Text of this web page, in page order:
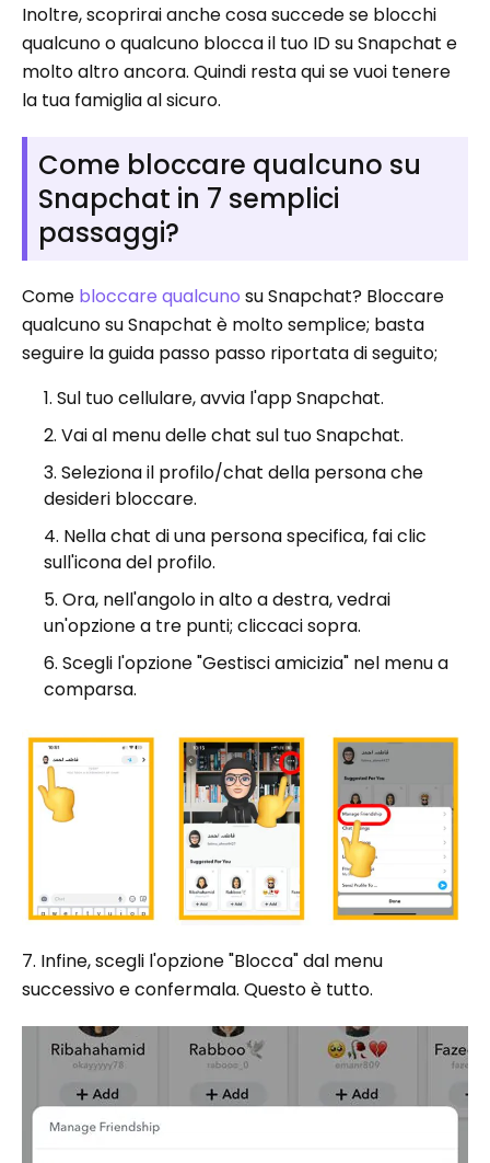
Inoltre, scoprirai anche cosa succede se blocchi
qualcuno o qualcuno blocca il tuo ID su Snapchat e
molto altro ancora. Quindi resta qui se vuoi tenere
la tua famiglia al sicuro.
Come bloccare qualcuno su
Snapchat in 7 semplici
passaggi?
Come bloccare qualcuno su Snapchat? Bloccare
qualcuno su Snapchat è molto semplice; basta
seguire la guida passo passo riportata di seguito;
Sul tuo cellulare, avvia l'app Snapchat.
Vai al menu delle chat sul tuo Snapchat.
Seleziona il profilo/chat della persona che
desideri bloccare.
Nella chat di una persona specifica, fai clic
sull'icona del profilo.
Ora, nell'angolo in alto a destra, vedrai
un'opzione a tre punti; cliccaci sopra.
Scegli l'opzione "Gestisci amicizia" nel menu a
comparsa.
7. Infine, scegli l'opzione "Blocca" dal menu
successivo e confermala. Questo è tutto.